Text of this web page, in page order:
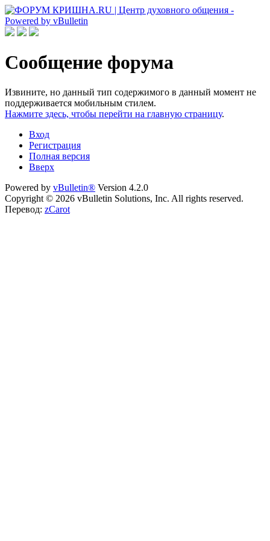
Сообщение форума
Извините, но данный тип содержимого в данный момент не
поддерживается мобильным стилем.
Нажмите здесь, чтобы перейти на главную страницу.
Вход
Регистрация
Полная версия
Вверх
Powered by vBulletin® Version 4.2.0
Copyright © 2026 vBulletin Solutions, Inc. All rights reserved.
Перевод: zCarot